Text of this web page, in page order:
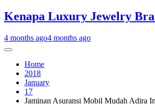
Kenapa Luxury Jewelry
4 months ago4 months ago
Home
2018
January
17
Jaminan Asuransi Mobil Mudah Adira